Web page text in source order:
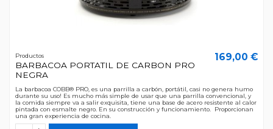
Productos
BARBACOA PORTATIL DE CARBON PRO
NEGRA
169,00 €
La barbacoa COBB® PRO, es una parrilla a carbón, portátil, casi no genera humo
durante su uso! Es mucho más simple de usar que una parrilla convencional, y
la comida siempre va a salir exquisita, tiene una base de acero resistente al calor
pintada con esmalte negro. En su construcción y funcionamiento. Proporcionan
una gran experiencia de cocina.